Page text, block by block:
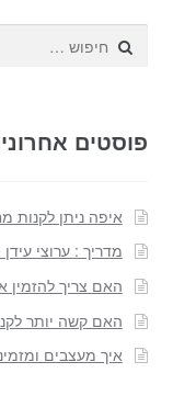
חפש:
פוסטים
איפה ניתן לקנות
מדריך : ערוצי
האם צריך להזמין
האם קשה יותר
איך מעצבים